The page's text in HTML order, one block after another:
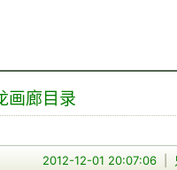
画廊目录
2012-12-01 20:07:06